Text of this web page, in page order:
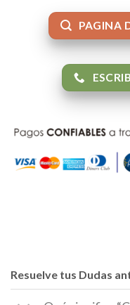
PAGINA
Resuelve tus Dudas